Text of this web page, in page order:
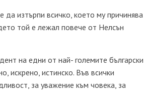
да изтърпи всичко, което му причинява
той е лежал повече от Нелсън
на едни от най- големите български
искрено, истинско. Във всички
за уважение към човека, за